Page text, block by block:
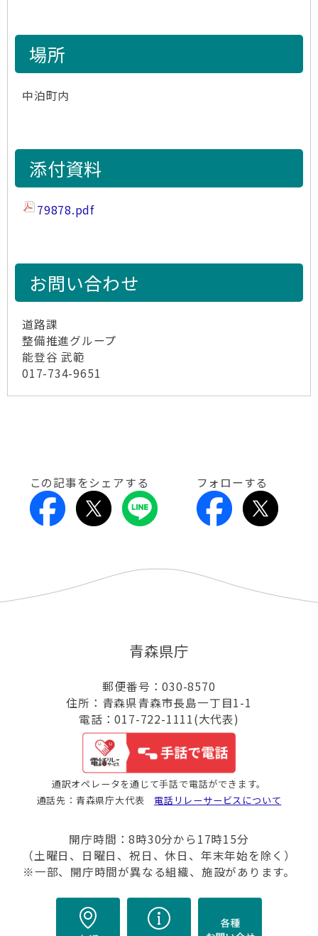
場所
中泊町内
添付資料
79878.pdf
お問い合わせ
道路課
整備推進グループ
能登谷 武範
017-734-9651
この記事をシェアする フォローする
青森県庁
郵便番号：030-8570
住所：青森県青森市長島一丁目1-1
電話：017-722-1111(大代表)
通訳オペレータを通じて手話で電話ができます。
通話先：青森県庁大代表 電話リレーサービスについて
開庁時間：8時30分から17時15分
（土曜日、日曜日、祝日、休日、年末年始を除く）
※一部、開庁時間が異なる組織、施設があります。